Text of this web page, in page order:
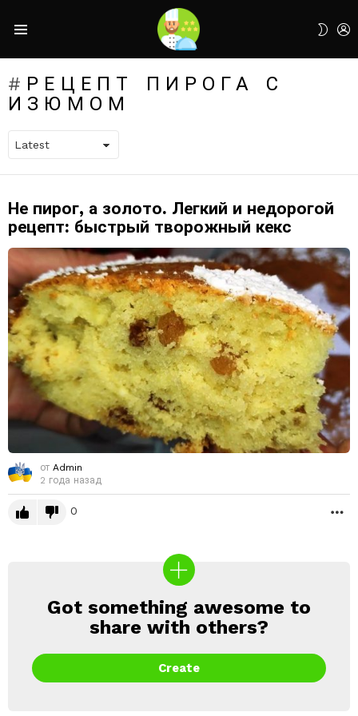
РЕЦЕПТ ПИРОГА С
ИЗЮМОМ
LATEST
STORIES
Не пирог, а золото. Легкий и недорогой
рецепт: быстрый творожный кекс
от Admin
2 года назад
0
CREATE
Got something awesome to
share with others?
Create